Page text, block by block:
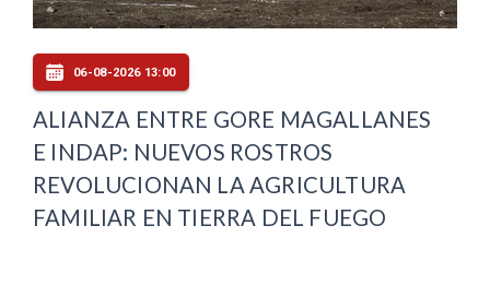
06-08-2026 13:00
ALIANZA ENTRE GORE MAGALLANES
E INDAP: NUEVOS ROSTROS
REVOLUCIONAN LA AGRICULTURA
FAMILIAR EN TIERRA DEL FUEGO